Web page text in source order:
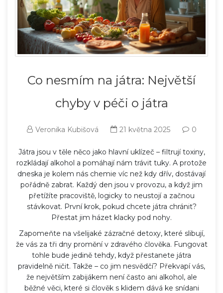
Co nesmím na játra: Největší
chyby v péči o játra
Veronika Kubišová 21 května 2025 0
Játra jsou v těle něco jako hlavní uklízeč – filtrují toxiny,
rozkládají alkohol a pomáhají nám trávit tuky. A protože
dneska je kolem nás chemie víc než kdy dřív, dostávají
pořádně zabrat. Každý den jsou v provozu, a když jim
přetížíte pracoviště, logicky to neustojí a začnou
stávkovat. První krok, pokud chcete játra chránit?
Přestat jim házet klacky pod nohy.
Zapomeňte na všelijaké zázračné detoxy, které slibují,
že vás za tři dny promění v zdravého člověka. Fungovat
tohle bude jedině tehdy, když přestanete játra
pravidelně ničit. Takže – co jim nesvědčí? Překvapí vás,
že největším zabijákem není často ani alkohol, ale
běžné věci, které si člověk s klidem dává ke snídani